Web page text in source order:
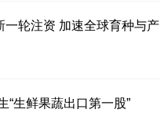
一轮注资 加速全球育种与产
“生鲜果蔬出口第一股”